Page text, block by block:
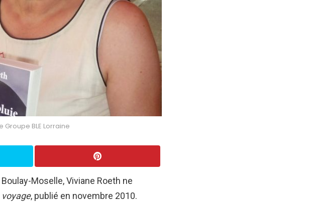
BLE Lorraine
Moselle, Viviane Roeth ne
voyage, publié en novembre 2010.